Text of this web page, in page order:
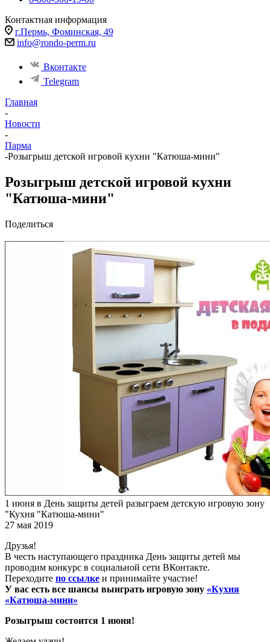
Контактная информация
г.Пермь, Фоминская, 49
info@rondo-perm.ru
Вконтакте
Telegram
Главная
-
Новости
-
Парма
-Розыгрыш детской игровой кухни "Катюша-мини"
Розыгрыш детской игровой кухни
"Катюша-мини"
Поделиться
1 июня в День защиты детей разыграем детскую игровую зону
"Кухня "Катюша-мини"
27 мая 2019
Друзья!
В честь наступающего праздника День защиты детей мы
проводим конкурс в социальной сети ВКонтакте.
Переходите по ссылке и принимайте участие!
У вас есть все шансы выиграть игровую зону «Кухня
«Катюша-мини»
Розыгрыш состоится 1 июня!